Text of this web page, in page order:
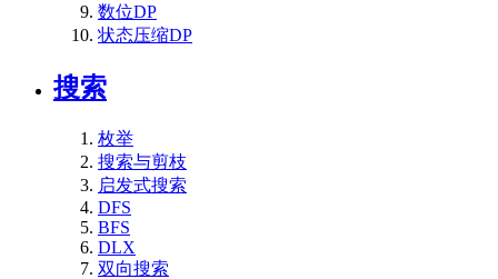
数位DP
状态压缩DP
搜索
枚举
搜索与剪枝
启发式搜索
DFS
BFS
DLX
双向搜索